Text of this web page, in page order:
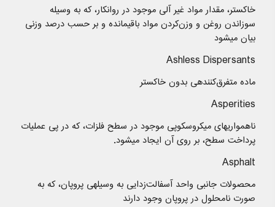
خاکستر، مقدار مواد غیر آلی موجود در روانکار، که به وسیله
سوزاندن روغن و وزن‌کردن مواد باقیمانده و بر حسب درصد وزنی
بیان میشود
Ashless Dispersants
ماده متفرق‌کنندهی بدون خاكستر
Asperities
ناهمواریهای میکروسکوپی موجود در سطح فلزات، که در پی عملیات
پرداخت سطح، بر روی آن ایجاد میشود.
Asphalt
محصولات جانبی واحد آسفالت‌زدایی به وسیلهی پروپان، که به
صورت نامحلول در پروپان وجود دارند